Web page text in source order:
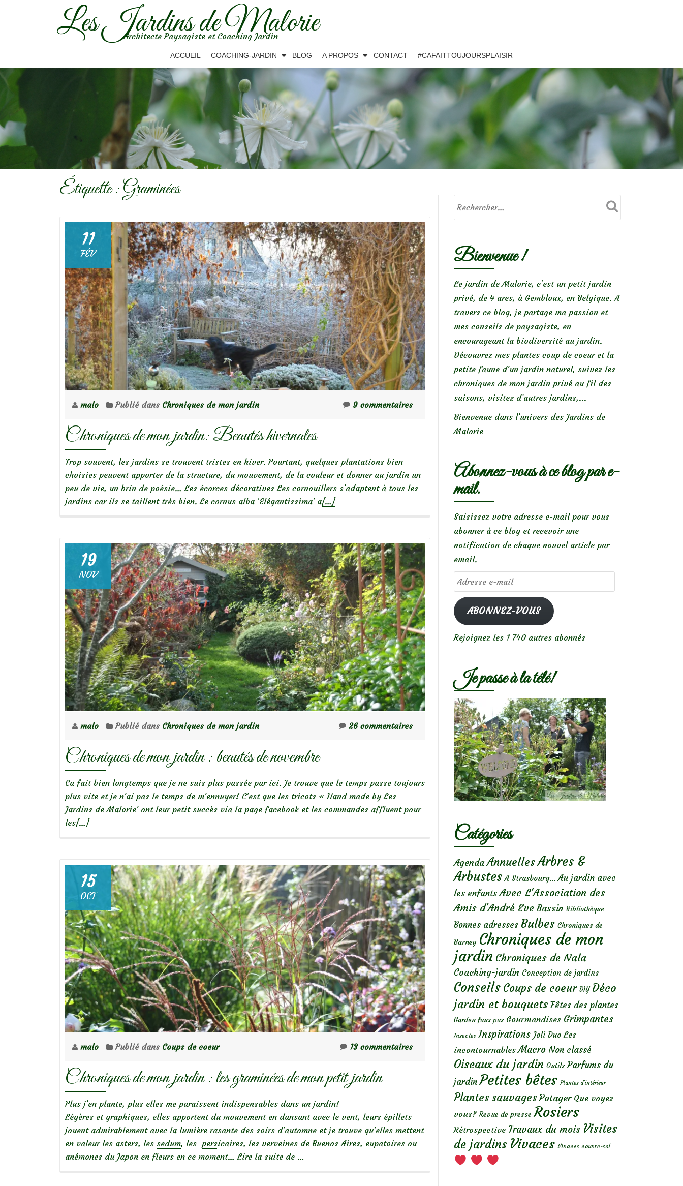
Les Jardins de Malorie
Architecte Paysagiste et Coaching Jardin
ACCUEIL COACHING-JARDIN BLOG A PROPOS CONTACT #CAFAITTOUJOURSPLAISIR
Étiquette :Graminées
11
FÉV
malo Publié dans Chroniques de mon jardin 9 commentaires
Chroniques de mon jardin: Beautés hivernales
Trop souvent, les jardins se trouvent tristes en hiver. Pourtant, quelques plantations bien
choisies peuvent apporter de la structure, du mouvement, de la couleur et donner au jardin un
peu de vie, un brin de poésie… Les écorces décoratives Les cornouillers s’adaptent à tous les
jardins car ils se taillent très bien. Le cornus alba ‘Elégantissima’ aEn
de
mon
jardin:
Beautés
hivernales
[…]
19
NOV
malo Publié dans Chroniques de mon jardin 26 commentaires
Chroniques de mon jardin : beautés de novembre
Ca fait bien longtemps que je ne suis plus passée par ici. Je trouve que le temps passe toujours
plus vite et je n’ai pas le temps de m’ennuyer! C’est que les tricots « Hand made by Les
Jardins de Malorie’ ont leur petit succès via la page facebook et les commandes affluent pour
lesEn
de
mon
jardin
:
beautés
de
novembre
[…]
15
OCT
malo Publié dans Coups de coeur 13 commentaires
Chroniques de mon jardin : les graminées de mon petit jardin
Plus j’en plante, plus elles me paraissent indispensables dans un jardin!
Légères et graphiques, elles apportent du mouvement en dansant avec le vent, leurs épillets
jouent admirablement avec la lumière rasante des soirs d’automne et je trouve qu’elles mettent
en valeur les asters, les sedum, les persicaires, les verveines de Buenos Aires, eupatoires ou
anémones du Japon en fleurs en ce moment… Lire la suite de à
…
Bienvenue !
Le jardin de Malorie, c'est un petit jardin
privé, de 4 ares, à Gembloux, en Belgique. A
travers ce blog, je partage ma passion et
mes conseils de paysagiste, en
encourageant la biodiversité au jardin.
Découvrez mes plantes coup de coeur et la
petite faune d’un jardin naturel, suivez les
chroniques de mon jardin privé au fil des
saisons, visitez d’autres jardins,...
Bienvenue dans l’univers des Jardins de
Malorie
Abonnez-vous à ce blog par e-
mail.
Saisissez votre adresse e-mail pour vous
abonner à ce blog et recevoir une
notification de chaque nouvel article par
email.
Adresse
e-
mailABONNEZ-VOUS
Rejoignez les 1 740 autres abonnés
Je passe à la télé!
Catégories
Agenda AnnuellesArbres &
Arbustes A Strasbourg... Au jardin avec
les enfants Avec L'Association des
Amis d'André Eve Bassin Bibliothèque
Bonnes adresses Bulbes Chroniques de
Barney Chroniques de mon
jardin Chroniques de Nala
Coaching-jardin Conception de jardins
Conseils Coups de coeur DIY Déco
jardin et bouquets Fêtes des plantes
Garden faux pas Gourmandises Grimpantes
Insectes Inspirations Joli Duo Les
incontournables Macro Non classé
Oiseaux du jardin Outils Parfums du
jardin Petites bêtes Plantes d’intérieur
Plantes sauvages Potager Que voyez-
vous? Revue de presse Rosiers
Rétrospective Travaux du mois Visites
de jardins Vivaces Vivaces couvre-sol